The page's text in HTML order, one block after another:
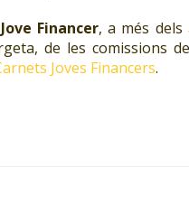
Financer, a més dels
de les comissions
Joves Financers.